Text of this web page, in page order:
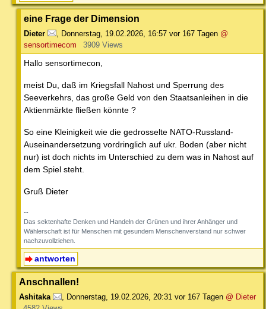
eine Frage der Dimension
Dieter Donnerstag, 19.02.2026, 16:57 vor 167 Tagen @
sensortimecom
3909 Views
Hallo sensortimecon,
meist Du, daß im Kriegsfall Nahost und Sperrung des
Seeverkehrs, das große Geld von den Staatsanleihen in die
Aktienmärkte fließen könnte ?
So eine Kleinigkeit wie die gedrosselte NATO-Russland-
Auseinandersetzung vordringlich auf ukr. Boden (aber nicht
nur) ist doch nichts im Unterschied zu dem was in Nahost auf
dem Spiel steht.
Gruß Dieter
--
Das sektenhafte Denken und Handeln der Grünen und ihrer Anhänger und
Wählerschaft ist für Menschen mit gesundem Menschenverstand nur schwer
nachzuvollziehen.
antworten
Anschnallen!
Ashitaka , Donnerstag, 19.02.2026, 20:31 vor 167 Tagen @ Dieter